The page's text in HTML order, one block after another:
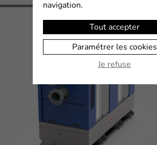
navigation.
Tout accepter
Paramétrer les cookies
Je refuse